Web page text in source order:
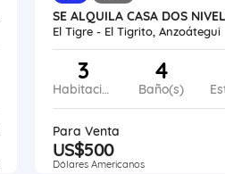
El Tigre - El Tigrito, Anzoátegui
3
Habitaciones
4
Baño(s)
Para Venta
US$500
Dólares Americanos